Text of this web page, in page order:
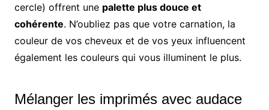
cercle) offrent une palette plus douce et
cohérente. N’oubliez pas que votre carnation, la
couleur de vos cheveux et de vos yeux influencent
également les couleurs qui vous illuminent le plus.
Mélanger les imprimés avec audace